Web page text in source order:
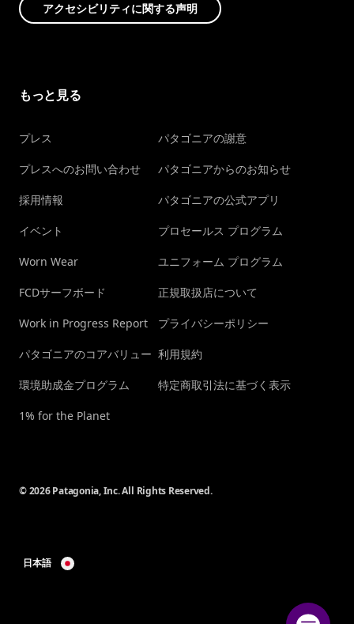
アクセシビリティに関する声明
もっと見る
プレス
プレスへのお問い合わせ
採用情報
イベント
Worn Wear
FCDサーフボード
Work in Progress Report
パタゴニアのコアバリュー
環境助成金プログラム
1% for the Planet
パタゴニアの謝意
パタゴニアからのお知らせ
パタゴニアの公式アプリ
プロセールス プログラム
ユニフォーム プログラム
正規取扱店について
プライバシーポリシー
利用規約
特定商取引法に基づく表示
© 2026 Patagonia, Inc. All Rights Reserved.
日本語